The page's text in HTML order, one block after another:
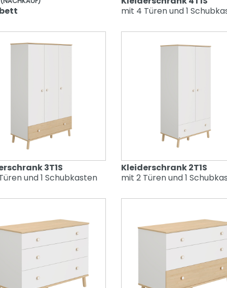
mit 4 Türen und 1
3T1S
und 1 Schubkasten
Kleiderschrank 2T1S
mit 2 Türen und 1